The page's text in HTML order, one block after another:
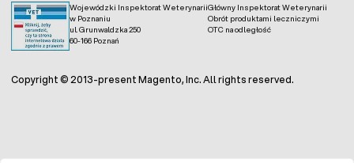
Wojewódzki Inspektorat Weterynarii
w Poznaniu
ul. Grunwaldzka 250
60-166 Poznań
Główny Inspektorat Weterynarii
Obrót produktami leczniczymi
OTC na odległość
Copyright © 2013-present Magento, Inc. All rights reserved.